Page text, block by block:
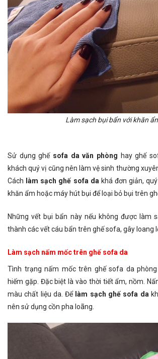
Làm sạch bụi bẩn với khăn
Sử dụng ghế sofa da văn phòng hay ghế
khách quý vị cũng nên làm vệ sinh thường
Cách làm sạch ghế sofa da khá đơn giản,
khăn ẩm hoặc máy hút bụi để loại bỏ bụi trên
Những vết bụi bẩn này nếu không được làm
thành các vết cáu bẩn trên ghế sofa, gây loang
Làm sạch nấm mốc trên ghế sofa da
Tình trạng nấm mốc trên ghế sofa da
hiếm gặp. Đặc biệt là vào thời tiết ẩm, nồm.
màu chất liệu da. Để làm sạch ghế sofa da
nên sử dụng cồn pha loãng.